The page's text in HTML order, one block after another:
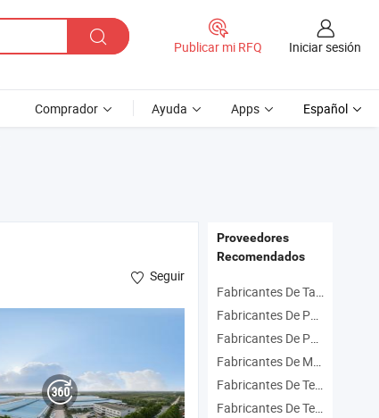
Publicar mi RFQ Iniciar sesión
Comprador Ayuda Apps Español
Seguir
Proveedores
Recomendados
Fabricantes De Tablero De Pvc
Fabricantes De Perfil
Fabricantes De Pared De Pvc
Fabricantes De Materiales De Pvc
Fabricantes De Techo
Fabricantes De Techo De Pvc